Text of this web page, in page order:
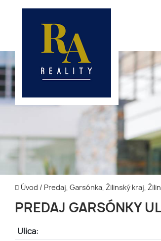
Úvod / Predaj, Garsónka, Žilinský kraj,
PREDAJ GARSÓNKY
Ulica: